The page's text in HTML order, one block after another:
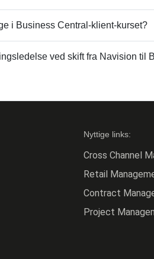
i Business Central-klient-kurset?
ved skift fra Navision til
Nyttige links:
Cross Channel
Retail
Contract
Project